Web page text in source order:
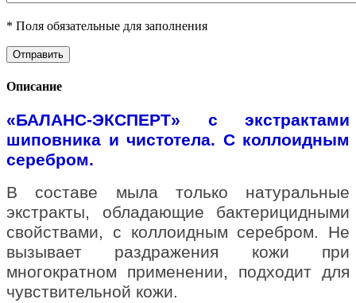
* Поля обязательные для заполнения
Описание
«БАЛАНС-ЭКСПЕРТ» с экстрактами
шиповника и чистотела. С коллоидным
серебром.
В составе мыла только натуральные
экстракты, обладающие бактерицидными
свойствами, с коллоидным серебром. Не
вызывает раздражения кожи при
многократном применении, подходит для
чувствительной кожи.